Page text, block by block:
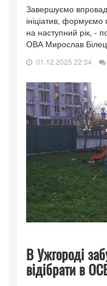
Завершуємо
ініціатив,
на наступний рік, -
ОВА Мирослав
01.12.2025 22:34
В Ужгороді
відібрати в